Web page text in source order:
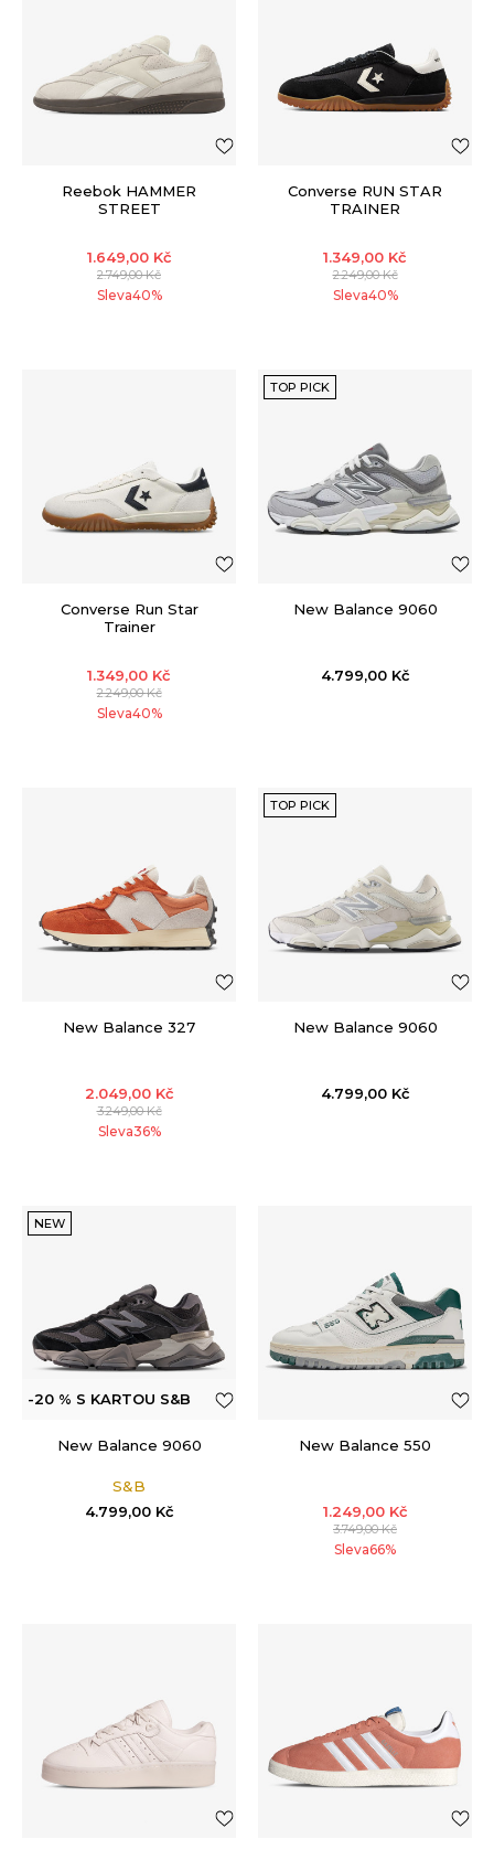
Reebok HAMMER
STREET
1.649,00 Kč
2.749,00Kč
Sleva40%
Converse RUN STAR
TRAINER
1.349,00 Kč
2.249,00Kč
Sleva40%
Converse Run Star
Trainer
1.349,00 Kč
2.249,00Kč
Sleva40%
TOP PICK
New Balance 9060
4.799,00 Kč
New Balance 327
2.049,00 Kč
3.249,00Kč
Sleva36%
TOP PICK
New Balance 9060
4.799,00 Kč
NEW
-20 % S KARTOU S&B
New Balance 9060
S&B
4.799,00 Kč
New Balance 550
1.249,00 Kč
3.749,00Kč
Sleva66%